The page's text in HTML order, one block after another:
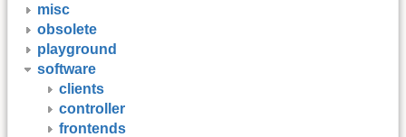
misc
obsolete
playground
software
clients
controller
frontends